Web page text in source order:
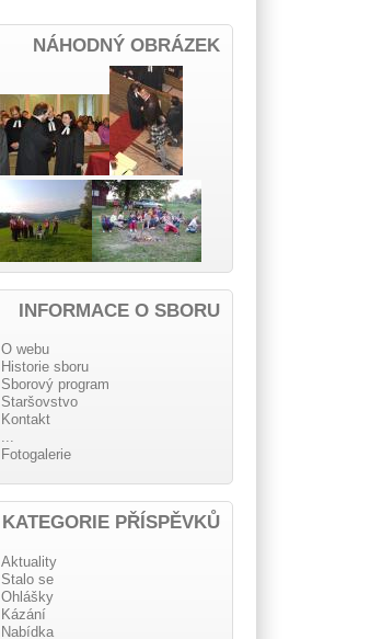
NÁHODNÝ OBRÁZEK
INFORMACE O SBORU
O webu
Historie sboru
Sborový program
Staršovstvo
Kontakt
Fotogalerie
KATEGORIE PŘÍSPĚVKŮ
Aktuality
Stalo se
Ohlášky
Kázání
Nabídka